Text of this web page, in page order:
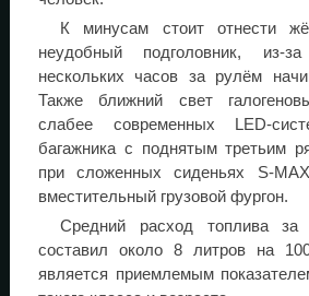
К минусам стоит отнести
неудобный подголовник, из-
нескольких часов за рулём
Также ближний свет
слабее современных LED-
багажника с поднятым третьим
при сложенных сиденьях S-
вместительный грузовой фургон.
Средний расход топлива за
составил около 8 литров на
является приемлемым